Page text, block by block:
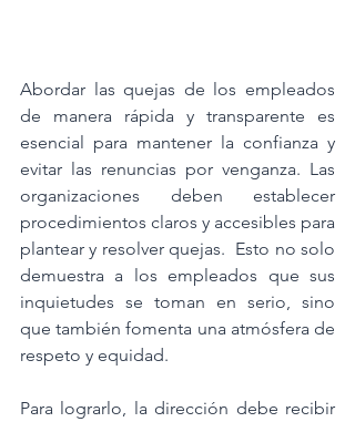
Abordar las quejas de los empleados
de manera rápida y transparente es
esencial para mantener la confianza y
evitar las renuncias por venganza. Las
organizaciones deben establecer
procedimientos claros y accesibles para
plantear y resolver quejas.  Esto no solo
demuestra a los empleados que sus
inquietudes se toman en serio, sino
que también fomenta una atmósfera de
respeto y equidad.
Para lograrlo, la dirección debe recibir